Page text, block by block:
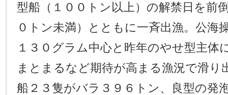
型船（１００トン以上）の解禁日を前
０トン未満）とともに一斉出漁。公海
１３０グラム中心と昨年のやせ型主体
まとまるなど期待が高まる漁況で滑り
船２３隻がバラ３９６トン、良型の発